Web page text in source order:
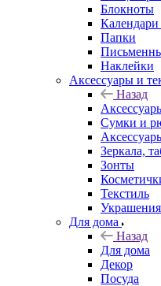
Блокноты
Папки
Наклейки
Аксессуары и
Назад
Сумки и
Зеркала,
Зонты
Текстиль
Украшения
Для дома
Назад
Для дома
Декор
Посуда